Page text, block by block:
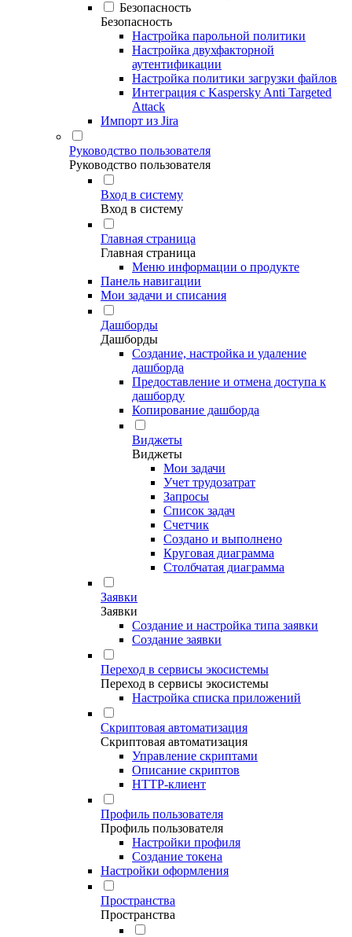
Безопасность
Безопасность
Настройка парольной политики
Настройка двухфакторной
аутентификации
Настройка политики загрузки файлов
Интеграция с Kaspersky Anti Targeted
Attack
Импорт из Jira
Руководство пользователя
Руководство пользователя
Вход в систему
Вход в систему
Главная страница
Главная страница
Меню информации о продукте
Панель навигации
Мои задачи и списания
Дашборды
Дашборды
Создание, настройка и удаление
дашборда
Предоставление и отмена доступа к
дашборду
Копирование дашборда
Виджеты
Виджеты
Мои задачи
Учет трудозатрат
Запросы
Список задач
Счетчик
Создано и выполнено
Круговая диаграмма
Столбчатая диаграмма
Заявки
Заявки
Создание и настройка типа заявки
Создание заявки
Переход в сервисы экосистемы
Переход в сервисы экосистемы
Настройка списка приложений
Скриптовая автоматизация
Скриптовая автоматизация
Управление скриптами
Описание скриптов
HTTP-клиент
Профиль пользователя
Профиль пользователя
Настройки профиля
Создание токена
Настройки оформления
Пространства
Пространства